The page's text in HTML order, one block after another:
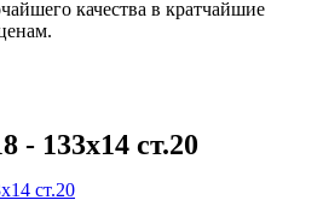
качества в кратчайшие
- 133х14 ст.20